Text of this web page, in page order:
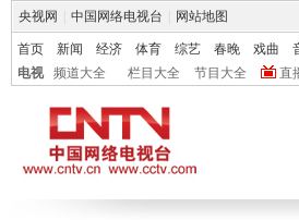
央视网 中国网络电视台 网站地图
首页 新闻 经济 体育 综艺 春晚 戏曲
电视
频道大全 栏目大全 节目大全 直